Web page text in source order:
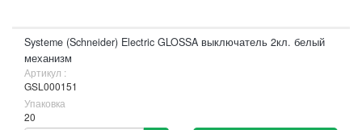
Systeme (Schneider) Electric GLOSSA выключатель 2кл. белый
механизм
Артикул :
GSL000151
Упаковка
20